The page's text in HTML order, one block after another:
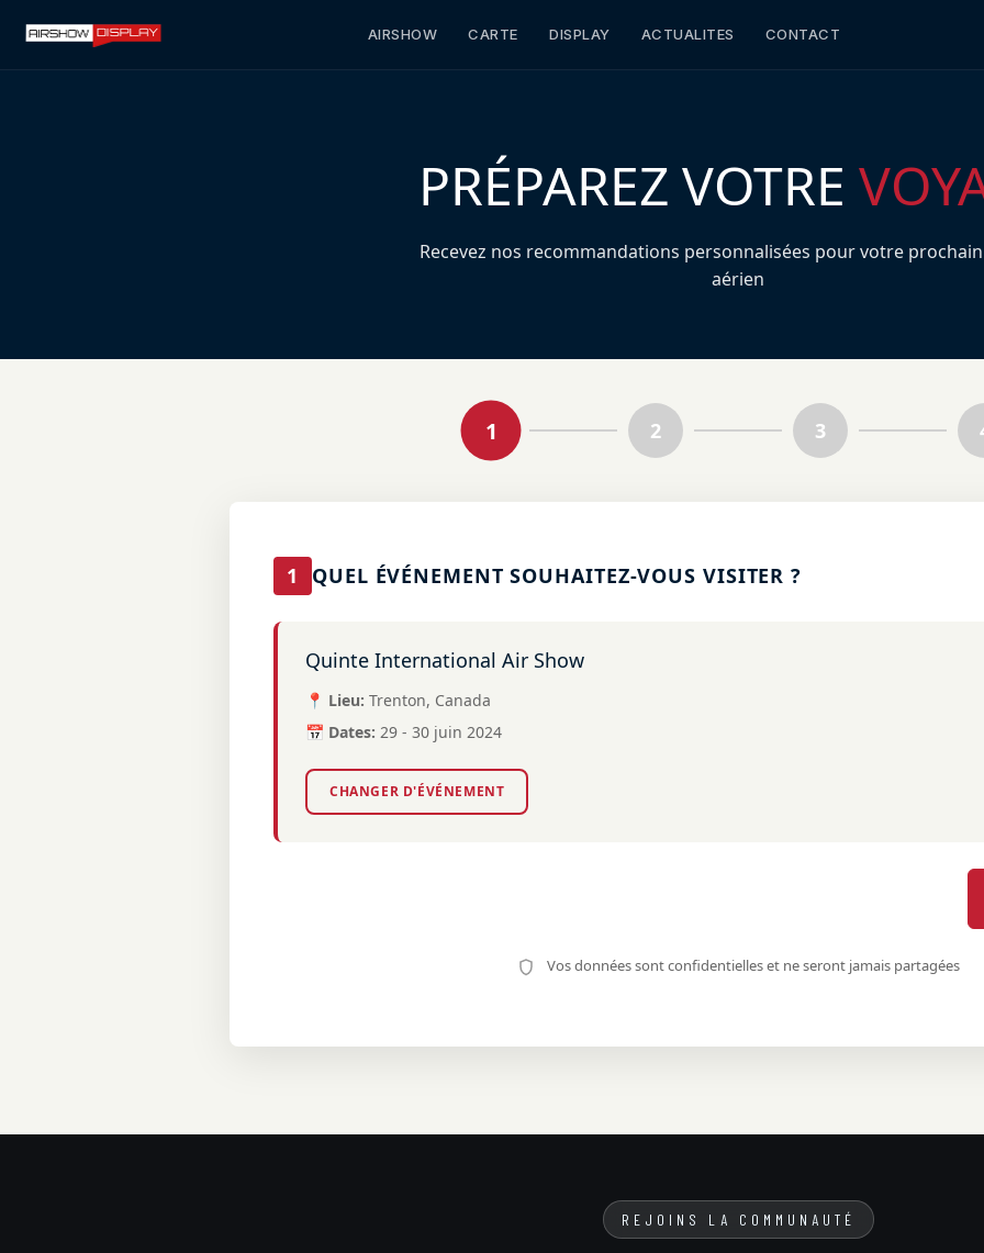
AIRSHOW CARTE DISPLAY ACTUALITES CONTACT
PRÉPAREZ VOTRE
Recevez nos recommandations personnalisées pour votre
aérien
1 2 3
1 QUEL ÉVÉNEMENT SOUHAITEZ-VOUS VISITER ?
Quinte International Air Show
📍 Lieu: Trenton, Canada
📅 Dates: 29 - 30 juin 2024
CHANGER D'ÉVÉNEMENT
Vos données sont confidentielles et ne seront jamais partagées
REJOINS LA COMMUNAUTÉ